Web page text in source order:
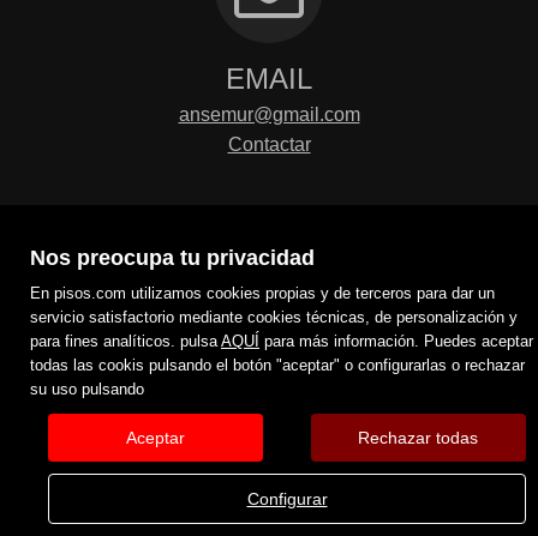
Nos preocupa tu privacidad
En pisos.com utilizamos cookies propias y de terceros para dar un
servicio satisfactorio mediante cookies técnicas, de personalización y
para fines analíticos. pulsaAQUÍ para más información. Puedes aceptar
todas las cookis pulsando el botón "aceptar" o configurarlas o rechazar
su uso pulsando
Aceptar Rechazar todas
Configurar
EMAIL
ansemur@gmail.com
Contactar